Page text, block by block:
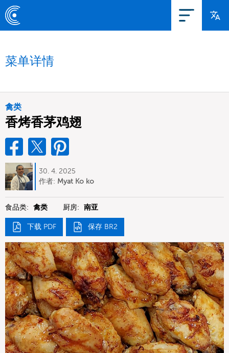
菜单详情
禽类
香烤香茅鸡翅
30. 4. 2025
作者: Myat Ko ko
食品类: 禽类 厨房: 南亚
下载 PDF 保存 BR2